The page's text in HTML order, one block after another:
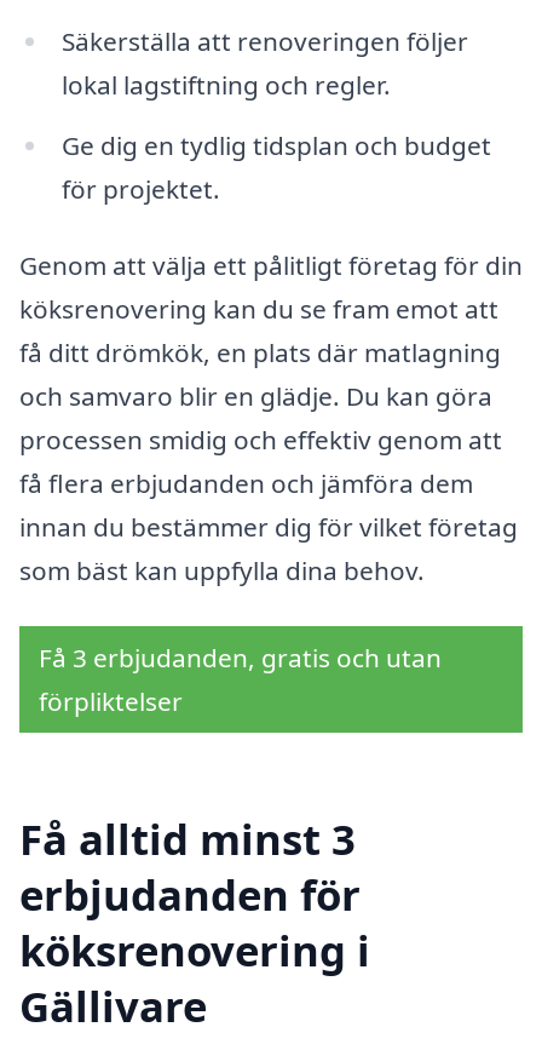
Säkerställa att renoveringen följer
lokal lagstiftning och regler.
Ge dig en tydlig tidsplan och budget
för projektet.
Genom att välja ett pålitligt företag för din
köksrenovering kan du se fram emot att
få ditt drömkök, en plats där matlagning
och samvaro blir en glädje. Du kan göra
processen smidig och effektiv genom att
få flera erbjudanden och jämföra dem
innan du bestämmer dig för vilket företag
som bäst kan uppfylla dina behov.
Få 3 erbjudanden, gratis och utan
förpliktelser
Få alltid minst 3
erbjudanden för
köksrenovering i
Gällivare